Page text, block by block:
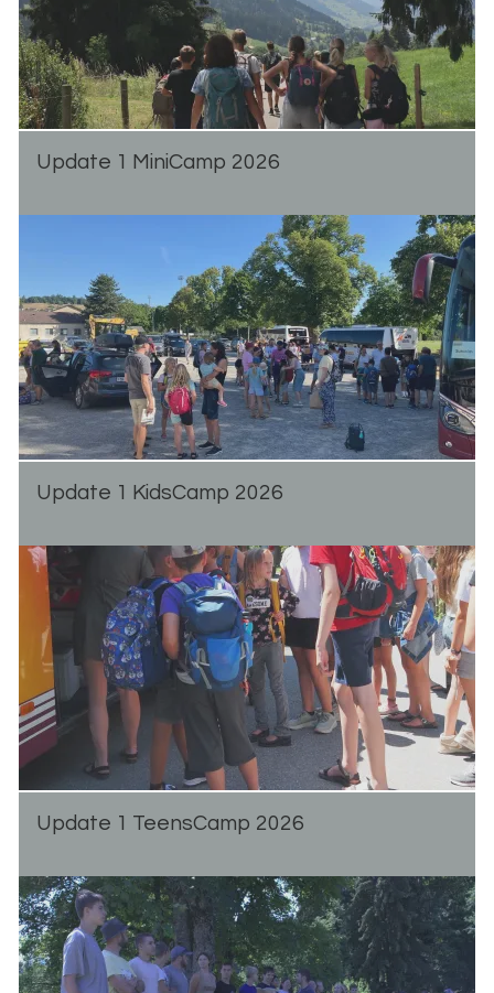
Up­date 1 Mi­ni­Camp 2026
Up­date 1 Kid­s­Camp 2026
Up­date 1 Teen­s­Camp 2026